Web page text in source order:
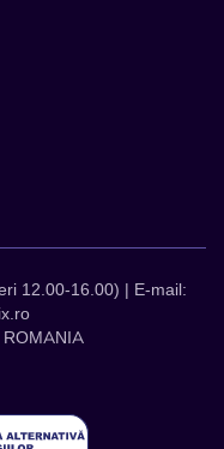
12.00-16.00) | E-mail: